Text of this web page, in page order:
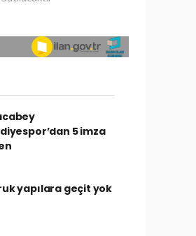
5 imza
yapılara geçit yok